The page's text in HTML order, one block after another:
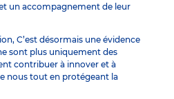
un accompagnement de leur
C’est désormais une évidence
sont plus uniquement des
contribuer à innover et à
nous tout en protégeant la